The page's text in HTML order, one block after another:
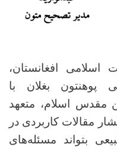
اسلامی افغانستان،
پوهنتون بغلان با
مقدس اسلام، متعهد
مقالات کاربردی در
بتواند مسئله‌های